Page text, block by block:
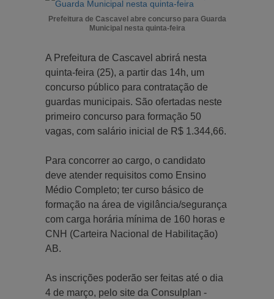
Prefeitura de Cascavel abre concurso para Guarda
Municipal nesta quinta-feira
A Prefeitura de Cascavel abrirá nesta
quinta-feira (25), a partir das 14h, um
concurso público para contratação de
guardas municipais. São ofertadas neste
primeiro concurso para formação 50
vagas, com salário inicial de R$ 1.344,66.
Para concorrer ao cargo, o candidato
deve atender requisitos como Ensino
Médio Completo; ter curso básico de
formação na área de vigilância/segurança
com carga horária mínima de 160 horas e
CNH (Carteira Nacional de Habilitação)
AB.
As inscrições poderão ser feitas até o dia
4 de março, pelo site da Consulplan -